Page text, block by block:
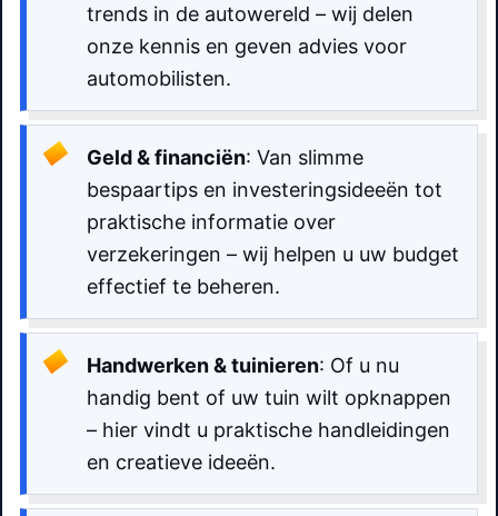
trends in de autowereld – wij delen
onze kennis en geven advies voor
automobilisten.
Geld & financiën: Van slimme
bespaartips en investeringsideeën tot
praktische informatie over
verzekeringen – wij helpen u uw budget
effectief te beheren.
Handwerken & tuinieren: Of u nu
handig bent of uw tuin wilt opknappen
– hier vindt u praktische handleidingen
en creatieve ideeën.